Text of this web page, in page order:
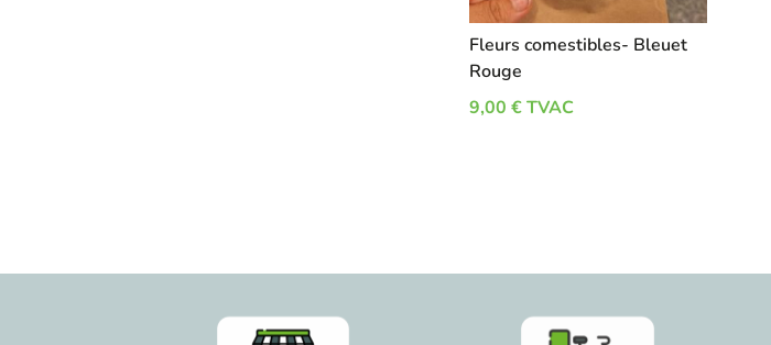
Fleurs comestibles- Bleuet
Rouge
9,00€TVAC